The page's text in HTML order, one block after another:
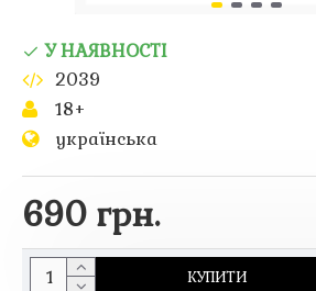
690 грн.
У НАЯВНОСТІ
2039
18+
українська
КУПИТИ